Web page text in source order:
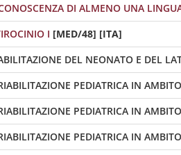
DI ALMENO UNA
I [MED/48] [ITA]
DEL NEONATO E DEL
PEDIATRICA IN
PEDIATRICA IN
PEDIATRICA IN